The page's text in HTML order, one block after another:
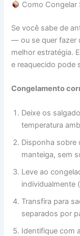
Como Congelar
Se você sabe de
— ou se quer fazer
melhor estratégia.
e reaquecido pode
Congelamento
Deixe os
temperatura
Disponha sobre
manteiga, sem
Leve ao
individualmente
Transfira para
separados por
Identifique com